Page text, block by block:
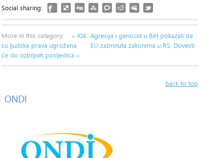
Social sharing:
More in this category:
« IGK: Agresija i genocid u BiH pokazali da
su ljudska prava ugrožena
EU zabrinuta zakonima u RS: Dovesti
će do ozbiljnih posljedica »
back to top
ONDI